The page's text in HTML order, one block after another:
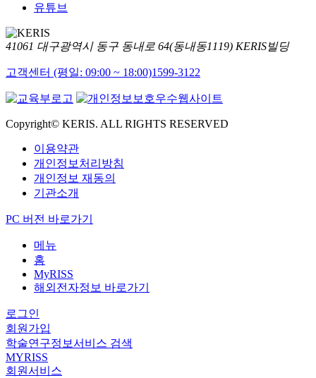
유튜브
41061 대구광역시 동구 동내로 64(동내동1119) KERIS빌딩
고객센터 (평일: 09:00 ~ 18:00)1599-3122
Copyright© KERIS. ALL RIGHTS RESERVED
이용약관
개인정보처리방침
개인정보 재동의
기관소개
PC 버전 바로가기
메뉴
홈
MyRISS
해외전자정보 바로가기
로그인
회원가입
학술연구정보서비스 검색
MYRISS
회원서비스